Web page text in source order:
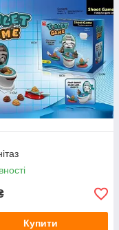
Купити